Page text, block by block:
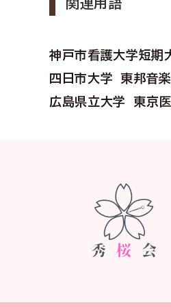
関連用語
神戸市看護大学短期
四日市大学
東邦音
広島県立大学
東京